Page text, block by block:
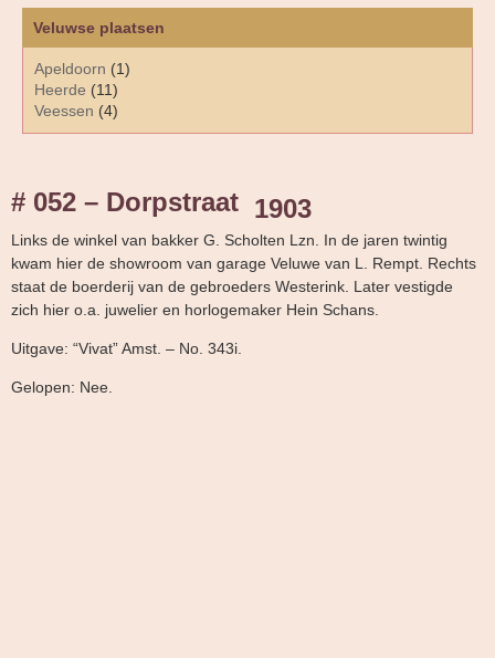
Veluwse plaatsen
Apeldoorn (1)
Heerde (11)
Veessen (4)
# 052 – Dorpstraat 1903
Links de winkel van bakker G. Scholten Lzn. In de jaren twintig
kwam hier de showroom van garage Veluwe van L. Rempt. Rechts
staat de boerderij van de gebroeders Westerink. Later vestigde
zich hier o.a. juwelier en horlogemaker Hein Schans.
Uitgave: “Vivat” Amst. – No. 343i.
Gelopen: Nee.